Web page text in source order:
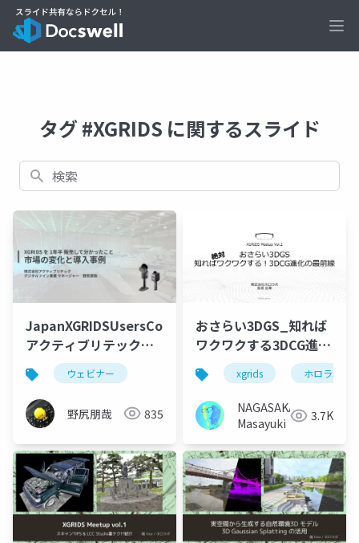
タグ #XGRIDS に関するスライド
検索
JapanXGRIDSUsersCommunity2026_0515_
アクティブリテック野
尻
ウェビナー
野尻朋哉 835
おさらい3DGS_知れば
ワクワクする3DCG進化
の最前線xgrids ホロラボ
NAGASAKA
Masayuki
3.7K